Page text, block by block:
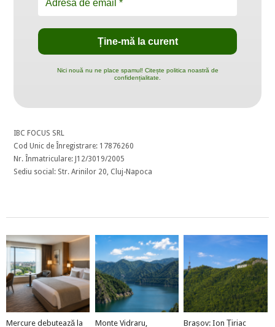
Nici nouă nu ne place spamul! Citește politica noastră de
confidențialitate.
IBC FOCUS SRL
Cod Unic de Înregistrare: 17876260
Nr. Înmatriculare: J12/3019/2005
Sediu social: Str. Arinilor 20, Cluj-Napoca
Mercure debutează la Monte Vidraru, Brașov: Ion Țiriac